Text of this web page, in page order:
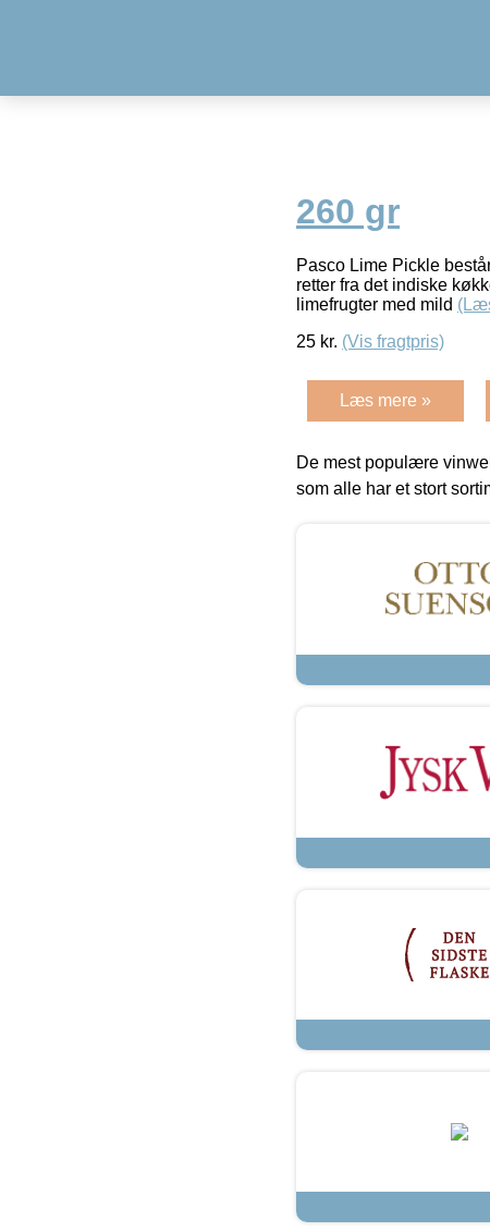
260 gr
Pasco Lime Pickle
retter fra det indiske
limefrugter med mild
25 kr. (Vis fragtpris)
Læs mere »
De mest populære
som alle har et stort